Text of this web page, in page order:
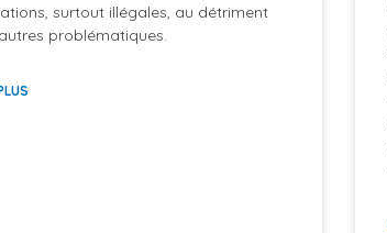
surtout illégales, au détriment
problématiques.